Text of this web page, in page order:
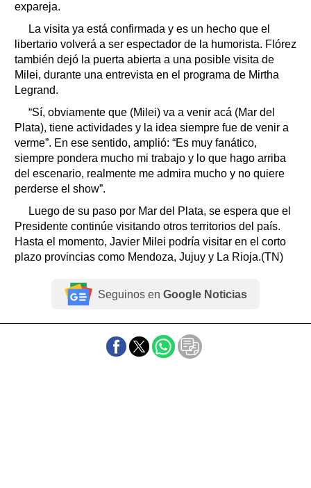
expareja.
La visita ya está confirmada y es un hecho que el
libertario volverá a ser espectador de la humorista. Flórez
también dejó la puerta abierta a una posible visita de
Milei, durante una entrevista en el programa de Mirtha
Legrand.
“Sí, obviamente que (Milei) va a venir acá (Mar del
Plata), tiene actividades y la idea siempre fue de venir a
verme”. En ese sentido, amplió: “Es muy fanático,
siempre pondera mucho mi trabajo y lo que hago arriba
del escenario, realmente me admira mucho y no quiere
perderse el show”.
Luego de su paso por Mar del Plata, se espera que el
Presidente continúe visitando otros territorios del país.
Hasta el momento, Javier Milei podría visitar en el corto
plazo provincias como Mendoza, Jujuy y La Rioja.(TN)
Seguinos en Google Noticias